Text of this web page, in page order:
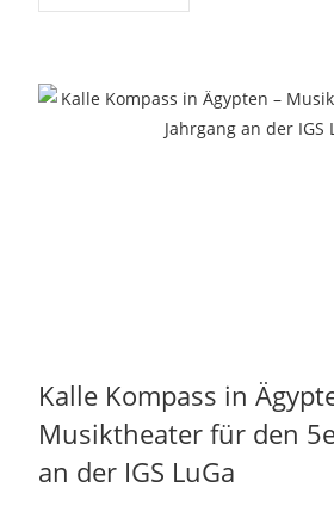
Kalle Kompass in
Musiktheater für den
an der IGS LuGa